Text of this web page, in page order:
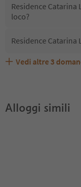
Residence
loco?
Residence Catarina
Residence
Quali servizi/attività
Gli ospiti di
Vedi altre 3
Alloggi simili